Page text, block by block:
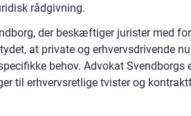
rådgivning.
der beskæftiger jurister med
at private og erhvervsdrivende
behov. Advokat Svendborgs
til erhvervsretlige tvister og